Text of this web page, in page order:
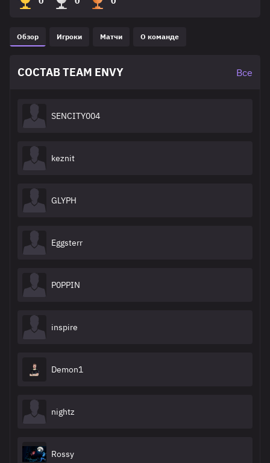
Обзор Игроки Матчи О команде
СОСТАВ TEAM ENVY Все
SENCITY004
keznit
GLYPH
Eggsterr
P0PPIN
inspire
Demon1
nightz
Rossy